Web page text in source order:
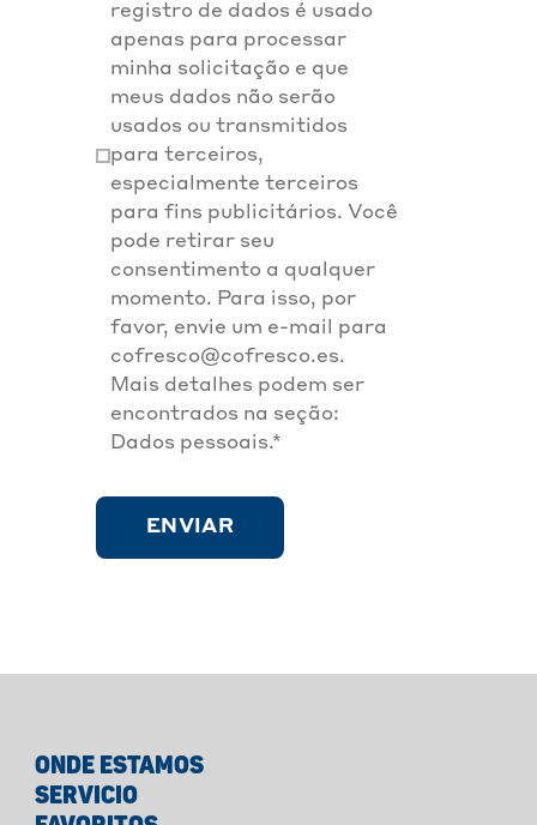
registro de dados é usado
apenas para processar
minha solicitação e que
meus dados não serão
usados ou transmitidos
para terceiros,
especialmente terceiros
para fins publicitários. Você
pode retirar seu
consentimento a qualquer
momento. Para isso, por
favor, envie um e-mail para
cofresco@cofresco.es.
Mais detalhes podem ser
encontrados na seção:
Dados pessoais.*
ENVIAR
ONDE ESTAMOS
SERVICIO